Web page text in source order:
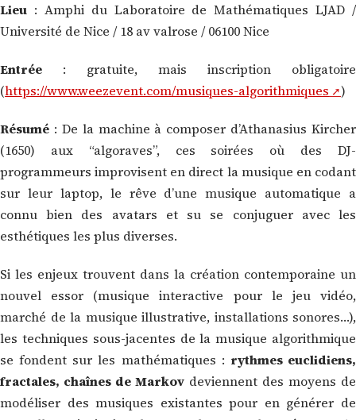
Lieu : Amphi du Laboratoire de Mathématiques LJAD /
Université de Nice / 18 av valrose / 06100 Nice
Entrée : gratuite, mais inscription obligatoire
(https://www.weezevent.com/musiques-algorithmiques )
Résumé : De la machine à composer d’Athanasius Kircher
(1650) aux “algoraves”, ces soirées où des DJ-
programmeurs improvisent en direct la musique en codant
sur leur laptop, le rêve d’une musique automatique a
connu bien des avatars et su se conjuguer avec les
esthétiques les plus diverses.
Si les enjeux trouvent dans la création contemporaine un
nouvel essor (musique interactive pour le jeu vidéo,
marché de la musique illustrative, installations sonores…),
les techniques sous-jacentes de la musique algorithmique
se fondent sur les mathématiques : rythmes euclidiens,
fractales, chaînes de Markov deviennent des moyens de
modéliser des musiques existantes pour en générer de